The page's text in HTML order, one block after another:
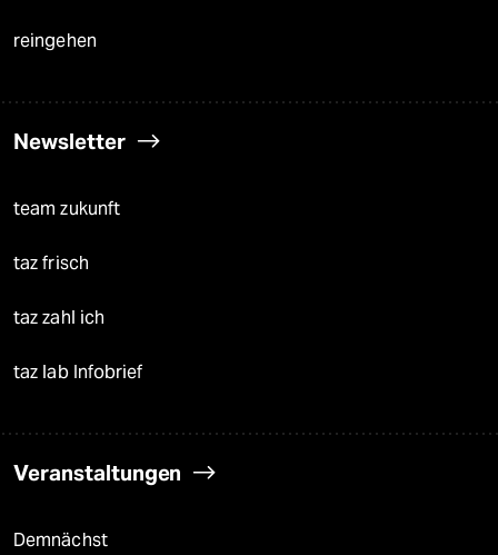
reingehen
Newsletter
team zukunft
taz frisch
taz zahl ich
taz lab Infobrief
Veranstaltungen
Demnächst